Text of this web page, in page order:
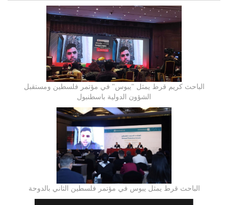
الباحث كريم قرط يمثل "يبوس" في مؤتمر فلسطين ومستقبل
الشؤون الدولية باسطنبول
الباحث قرط يمثل يبوس في مؤتمر فلسطين الثاني بالدوحة